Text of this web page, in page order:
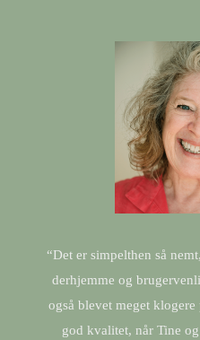
“Det er simpelthen så
derhjemme og
også blevet meget
god kvalitet, når Tine